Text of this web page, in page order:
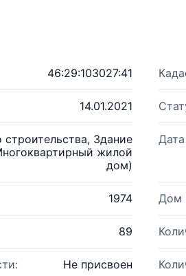
46:29:103027:41
14.01.2021
строительства, Здание
жилой
дом)
1974 Дом
89
Не присвоен